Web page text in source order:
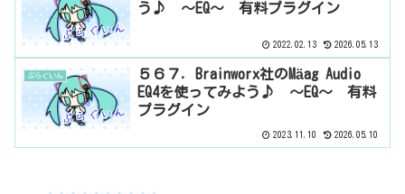
う♪ ～EQ～ 有料プラグイン
2022.02.13 2026.05.13
ぷらぐいん
５６７．Brainworx社のMäag Audio
EQ4を使ってみよう♪ ～EQ～ 有料
プラグイン
2023.11.10 2026.05.10